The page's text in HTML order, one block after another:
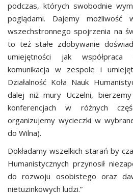
podczas, których swobodnie
poglądami. Dajemy możliwość
wszechstronnego spojrzenia na
to też stałe zdobywanie
umiejętności jak
komunikacja w zespole i
Działalność Koła Nauk
dalej niż mury Uczelni,
konferencjach w różnych
organizujemy wycieczki w
do Wilna).
Dokładamy wszelkich starań by
Humanistycznych przynosił
do rozwoju osobistego oraz
nietuzinkowych ludzi.”